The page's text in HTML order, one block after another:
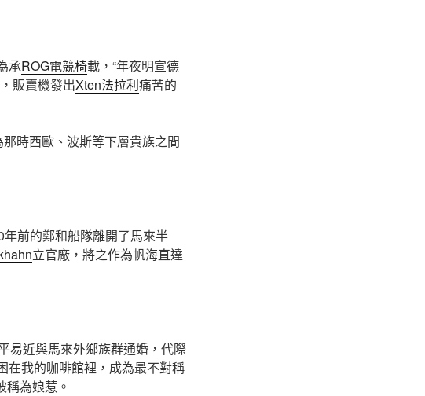
承ROG電競椅載，“年夜明宣德
販賣機發出Xten法拉利痛苦的
時西歐、波斯等下層貴族之間
前的鄭和船隊離開了馬來半
立官廠，將之作為帆海直達
易近與馬來外鄉族群通婚，代際
在我的咖啡館裡，成為最不對稱
稱為娘惹。